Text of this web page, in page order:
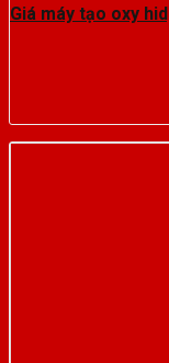
Giá máy tạo oxy